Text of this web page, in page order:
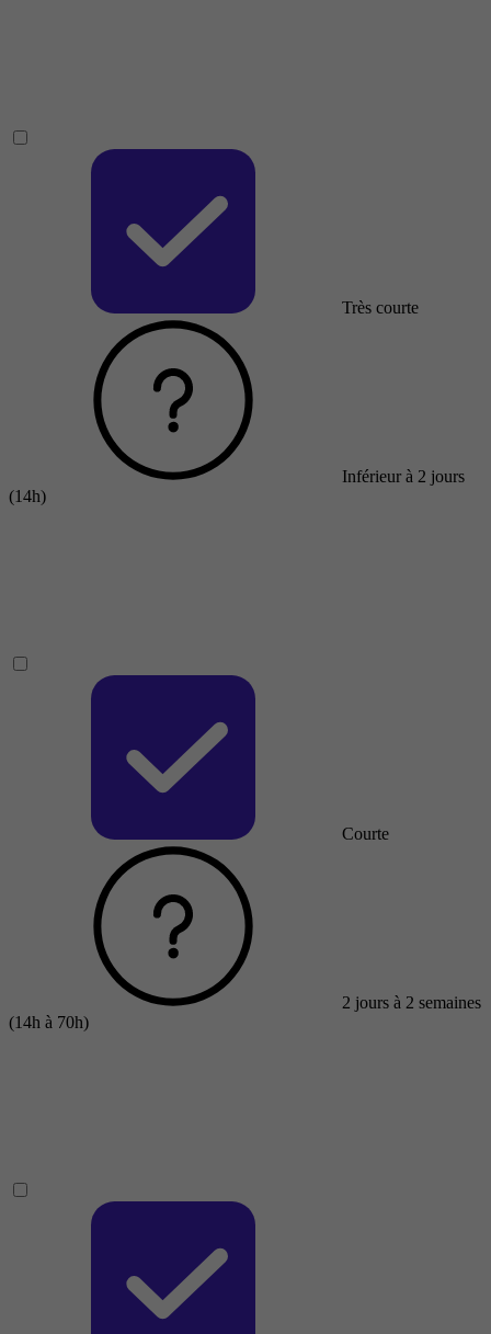
Très courte
Inférieur à 2 jours
(14h)
Courte
2 jours à 2 semaines
(14h à 70h)